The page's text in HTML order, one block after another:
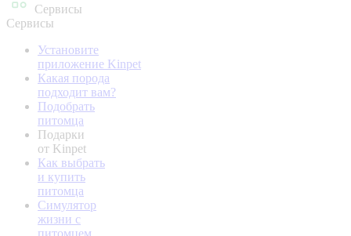
Сервисы
Сервисы
Установите
приложение Kinpet
Какая порода
подходит вам?
Подобрать
питомца
Подарки
от Kinpet
Как выбрать
и купить
питомца
Симулятор
жизни с
питомцем